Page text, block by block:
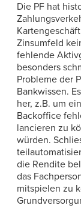
Die PF hat
Zinsumfeld
fehlende
besonders
Probleme der
Bankwissen.
her, z.B. um
Backoffice
lancieren zu
würden.
die Rendite
das
mitspielen zu